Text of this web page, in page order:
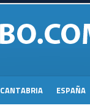
CANTABRIA ESPAÑA